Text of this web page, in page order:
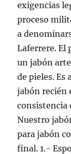
exigencias
proceso
a
Laferrere. El
un jabón
de pieles. Es
jabón recién
consistencia
Nuestro
para jabón
final. 1.-